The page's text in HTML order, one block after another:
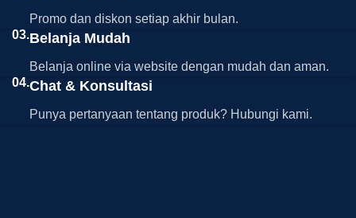
Promo dan diskon setiap akhir bulan.
03.Belanja Mudah
Belanja online via website dengan mudah dan aman.
04.Chat & Konsultasi
Punya pertanyaan tentang produk? Hubungi kami.